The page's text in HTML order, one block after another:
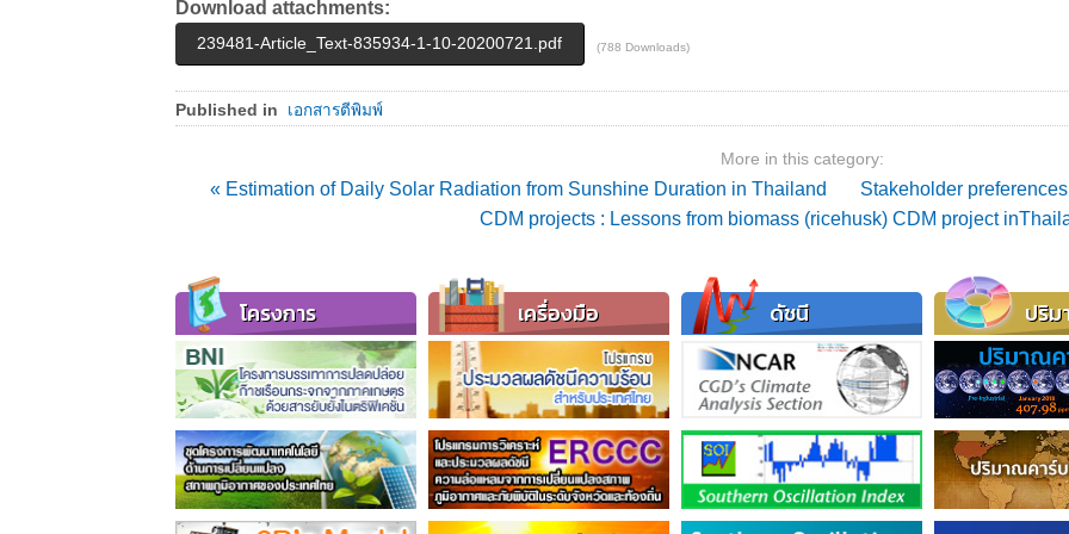
Download attachments:
239481-Article_Text-835934-1-10-20200721.pdf (788 Downloads)
Published in เอกสารตีพิมพ์
More in this category:
« Estimation of Daily Solar Radiation from Sunshine Duration in Thailand
Stakeholder
CDM projects : Lessons from biomass (ricehusk) CDM project
โครงการ เครื่องมือ ดัชนี ปริ